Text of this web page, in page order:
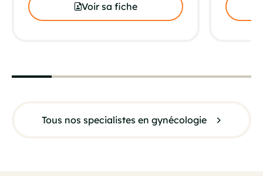
Tous nos specialistes en gynécologie
Voir sa fiche